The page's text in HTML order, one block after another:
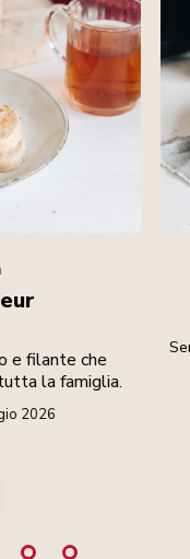
e filante che
la famiglia.
2026